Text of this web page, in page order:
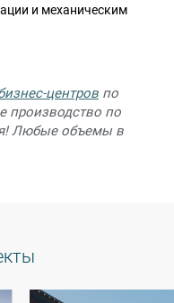
и механическим
центров по
производство по
Любые объемы в